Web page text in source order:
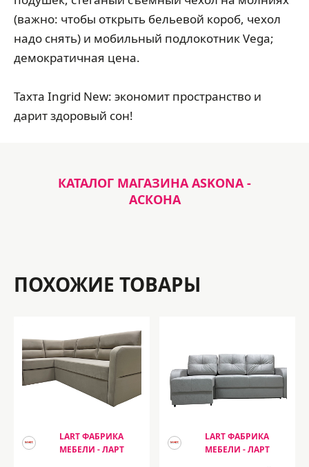
(важно: чтобы открыть бельевой короб, чехол
надо снять) и мобильный подлокотник Vega;
демократичная цена.
Тахта Ingrid New: экономит пространство и
дарит здоровый сон!
КАТАЛОГ МАГАЗИНА ASKONA -
АСКОНА
ПОХОЖИЕ ТОВАРЫ
LART ФАБРИКА
МЕБЕЛИ - ЛАРТ
LART ФАБРИКА
МЕБЕЛИ - ЛАРТ